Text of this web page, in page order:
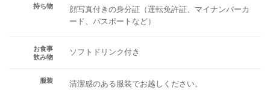
持ち物
顔写真付きの身分証（運転免許証、マイナンバーカ
ード、パスポートなど）
お食事
飲み物
ソフトドリンク付き
服装 清潔感のある服装でお越しください。